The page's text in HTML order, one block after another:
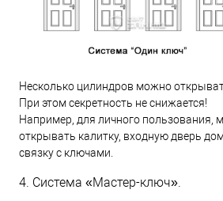
Несколько цилиндров можно
При этом секретность не снижается!
Например, для личного
открывать калитку, входную дверь
связку с ключами.
4. Система «Мастер-ключ».